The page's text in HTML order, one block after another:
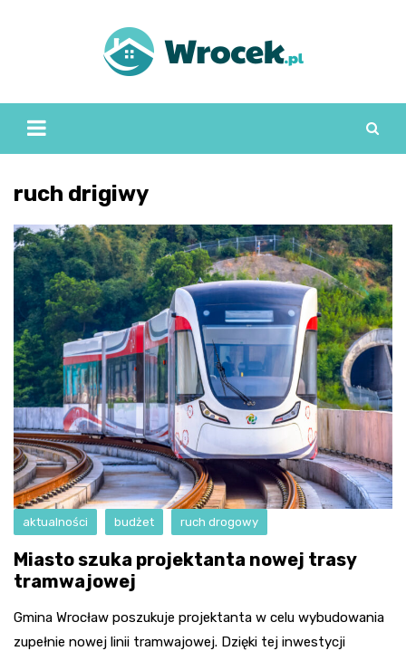
ruch drigiwy
aktualności budżet ruch drogowy
Miasto szuka projektanta nowej trasy
tramwajowej
Gmina Wrocław poszukuje projektanta w celu wybudowania
zupełnie nowej linii tramwajowej. Dzięki tej inwestycji